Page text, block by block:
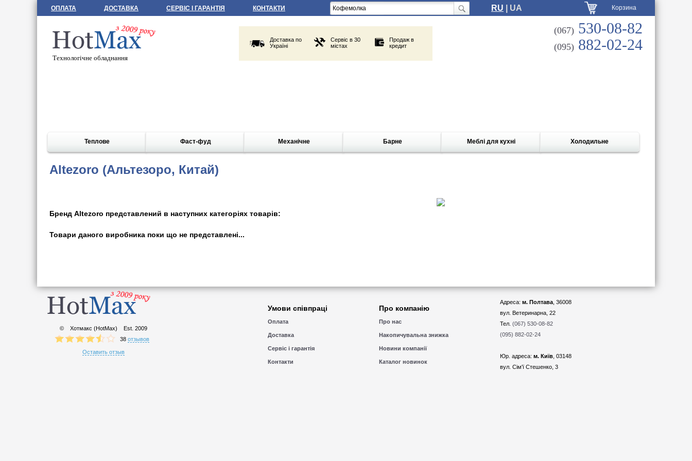
ОПЛАТА ДОСТАВКА СЕРВІС І ГАРАНТІЯ КОНТАКТИ RU | UA Корзина
Технологічне обладнання
Доставка по
Україні
Сервіс в 30
містах
Продаж в
кредит
(067) 530-08-82
(095) 882-02-24
Теплове Фаст-фуд Механічне Барне Меблі для кухні Холодильне
Altezoro (Альтезоро, Китай)
Бренд Altezoro представлений в наступних категорiях товарiв:
Товари даного виробника поки що не представленi...
© Хотмакс (HotMax) Est. 2009
38 отзывов
Оставить отзыв
Умови співпраці
Оплата
Доставка
Сервіс і гарантія
Контакти
Про компанію
Про нас
Накопичувальна знижка
Новини компанії
Каталог новинок
Адреса: м. Полтава , 36008
вул. Ветеринарна, 22
Тел. (067) 530-08-82
(095) 882-02-24
Юр. адреса: м. Київ , 03148
вул. Сім'ї Стешенко, 3